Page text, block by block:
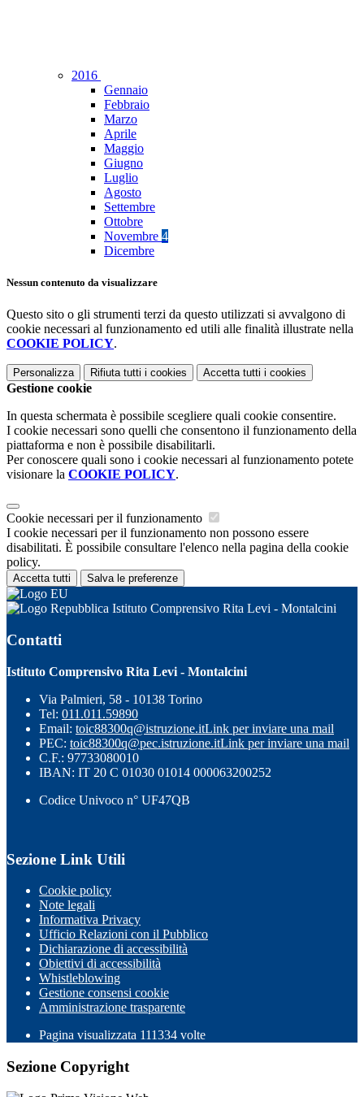
2016
Gennaio
Febbraio
Marzo
Aprile
Maggio
Giugno
Luglio
Agosto
Settembre
Ottobre
Novembre 4
Dicembre
Nessun contenuto da visualizzare
Questo sito o gli strumenti terzi da questo utilizzati si avvalgono di
cookie necessari al funzionamento ed utili alle finalità illustrate nella
COOKIE POLICY.
Personalizza Rifiuta tutti i cookies Accetta tutti i cookies
Gestione cookie
In questa schermata è possibile scegliere quali cookie consentire.
I cookie necessari sono quelli che consentono il funzionamento della
piattaforma e non è possibile disabilitarli.
Per conoscere quali sono i cookie necessari al funzionamento potete
visionare la COOKIE POLICY.
Cookie necessari per il funzionamento
I cookie necessari per il funzionamento non possono essere
disabilitati. È possibile consultare l'elenco nella pagina della cookie
policy.
Accetta tutti Salva le preferenze
Istituto Comprensivo Rita Levi - Montalcini
Contatti
Istituto Comprensivo Rita Levi - Montalcini
Via Palmieri, 58 - 10138 Torino
Tel: 011.011.59890
Email: toic88300q@istruzione.itLink per inviare una mail
PEC: toic88300q@pec.istruzione.itLink per inviare una mail
C.F.: 97733080010
IBAN: IT 20 C 01030 01014 000063200252
Codice Univoco n° UF47QB
Sezione Link Utili
Cookie policy
Note legali
Informativa Privacy
Ufficio Relazioni con il Pubblico
Dichiarazione di accessibilità
Obiettivi di accessibilità
Whistleblowing
Gestione consensi cookie
Amministrazione trasparente
Pagina visualizzata 111334 volte
Sezione Copyright